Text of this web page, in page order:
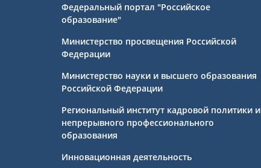
Федеральный портал "Российское
образование"
Министерство просвещения Российской
Федерации
Министерство науки и высшего образования
Российской Федерации
Региональный институт кадровой политики и
непрерывного профессионального
образования
Инновационная деятельность